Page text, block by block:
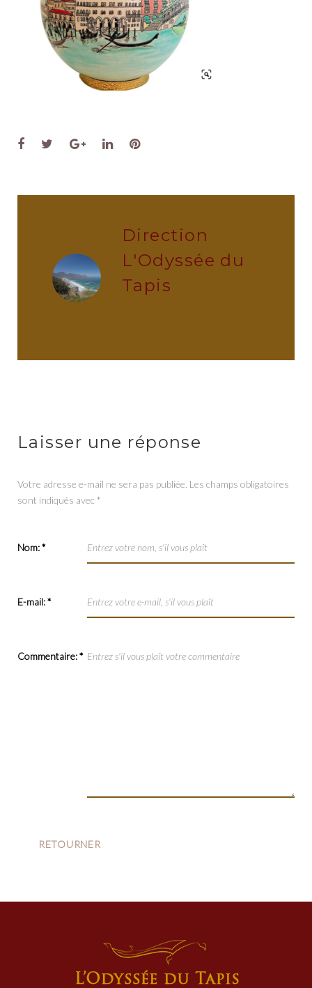
Facebook
TwitterGoogle+
LinkedInPinterest
Direction
L'Odyssée du
Tapis
Laisser une réponse
Votre adresse e-mail ne sera pas publiée. Les champs obligatoires
sont indiqués avec *
Nom:*
E-mail:*
Commentaire:*